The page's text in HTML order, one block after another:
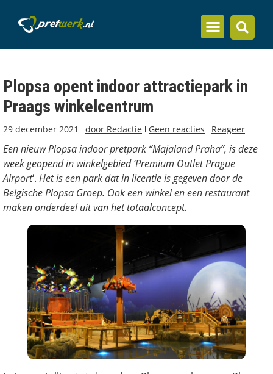
Plopsa opent indoor attractiepark in
Praags winkelcentrum
29 december 2021 door Redactie Geen reacties Reageer
Een nieuw Plopsa indoor pretpark “Majaland Praha”, is deze
week geopend in winkelgebied ‘Premium Outlet Prague
Airport‘. Het is een park dat in licentie is gegeven door de
Belgische Plopsa Groep. Ook een winkel en een restaurant
maken onderdeel uit van het totaalconcept.